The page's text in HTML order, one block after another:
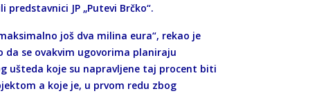
JP „Putevi Brčko“.
još dva milina eura“, rekao je
da se ovakvim ugovorima planiraju
ušteda koje su napravljene taj procent biti
a koje je, u prvom redu zbog